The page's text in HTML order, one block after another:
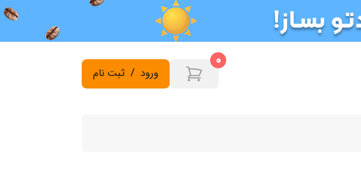
ثبت نام / ورود
0